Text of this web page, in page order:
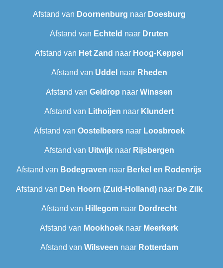
Afstand van Doornenburg naar Doesburg
Afstand van Echteld naar Druten
Afstand van Het Zand naar Hoog-Keppel
Afstand van Uddel naar Rheden
Afstand van Geldrop naar Winssen
Afstand van Lithoijen naar Klundert
Afstand van Oostelbeersnaar Loosbroek
Afstand van Uitwijknaar Rijsbergen
Afstand van Bodegraven naar Berkel en Rodenrijs
Afstand van Den Hoorn (Zuid-Holland)naar De Zilk
Afstand van Hillegom naar Dordrecht
Afstand van Mookhoek naar Meerkerk
Afstand van Wilsveen‎ naar Rotterdam